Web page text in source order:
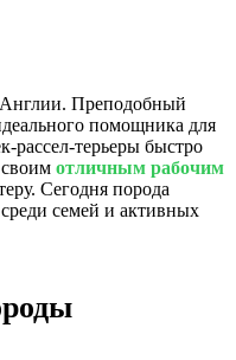
Преподобный
помощника для
рассел-терьеры быстро
своим отличным рабочим
Сегодня порода
семей и активных